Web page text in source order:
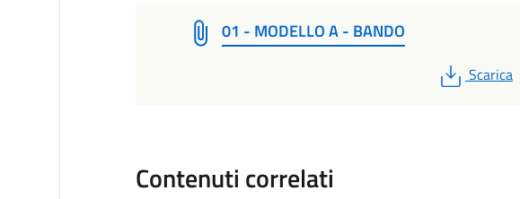
01 - MODELLO A - BANDO
PDF
Scarica
Contenuti correlati